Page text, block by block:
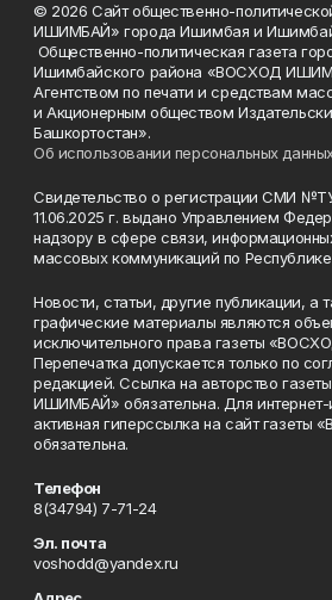
© 2026 Сайт общественно-
ИШИМБАЙ» города Ишимбая и
Общественно-политическая газета
Ишимбайского района «ВОСХОД
Агентством по печати и средствам
и Акционерным обществом
Башкортостан».
Об использовании персональных
Свидетельство о регистрации СМИ
11.06.2025 г. выдано Управлением
надзору в сфере связи,
массовых коммуникаций по
Новости, статьи, другие публикации, а
графические материалы являются
исключительного права газеты
Перепечатка допускается только по
редакцией. Ссылка на авторство
ИШИМБАЙ» обязательна. Для интернет-
активная гиперссылка на сайт
обязательна.
Телефон
8(34794) 7-71-24
Эл. почта
voshodd@yandex.ru